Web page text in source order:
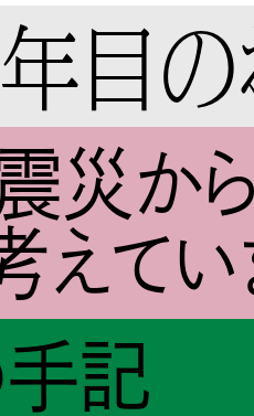
目の
災から
えてい
記